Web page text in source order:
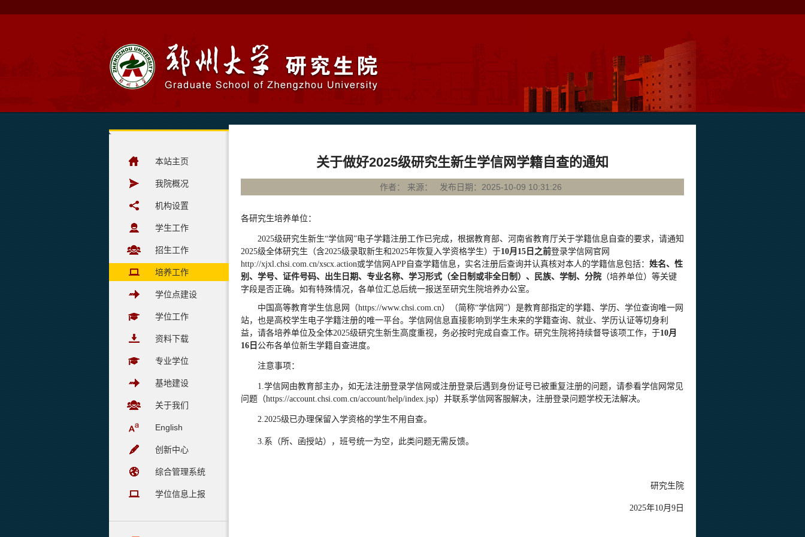
本站主页
我院概况
机构设置
学生工作
招生工作
培养工作
学位点建设
学位工作
资料下载
专业学位
基地建设
关于我们
English
创新中心
综合管理系统
学位信息上报
关于做好2025级研究生新生学信网学籍自查的通知
作者： 来源： 发布日期：2025-10-09 10:31:26
各研究生培养单位：
2025级研究生新生“学信网”电子学籍注册工作已完成，根据教育部、河南省教育厅关于学籍信息自查的要求，请通知
2025级全体研究生（含2025级录取新生和2025年恢复入学资格学生）于10月15 日之前登录学信网官网
http://xjxl.chsi.com.cn/xscx.action或学信网APP自查学籍信息，实名注册后查询并认真核对本人的学籍信息包括： 姓名、性
别、学号、证件号码、出生日期、专业名称、学习形式（全日制或非全日制）、民族、学制、分院 （培养单位）等关键
字段是否正确。如有特殊情况，各单位汇总后统一报送至研究生院培养办公室。
中国高等教育学生信息网（https://www.chsi.com.cn）（简称“学信网”）是教育部指定的学籍、学历、学位查询唯一网
站，也是高校学生电子学籍注册的唯一平台。学信网信息直接影响到学生未来的学籍查询、就业、学历认证等切身利
益，请各培养单位及全体2025级研究生新生高度重视，务必按时完成自查工作。研究生院将持续督导该项工作，于10月
16日 公布各单位新生学籍自查进度。
注意事项：
1.学信网由教育部主办，如无法注册登录学信网或注册登录后遇到身份证号已被重复注册的问题，请参看学信网常见
问题（https://account.chsi.com.cn/account/help/index.jsp）并联系学信网客服解决，注册登录问题学校无法解决。
2.2025级已办理保留入学资格的学生不用自查。
3.系（所、函授站），班号统一为空，此类问题无需反馈。
研究生院
2025年10月9日